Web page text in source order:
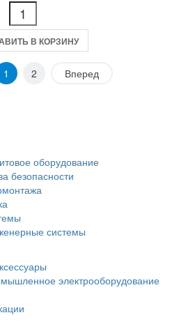
В КОРЗИНУ
1 2 Вперед
оборудование
безопасности
системы
электрооборудование